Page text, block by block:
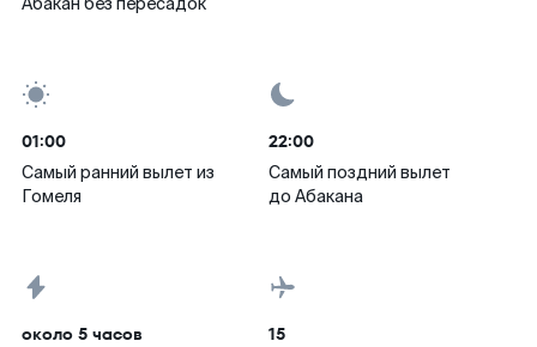
01:00
Самый ранний вылет из
Гомеля
22:00
Самый поздний вылет
до Абакана
около 5 часов 15